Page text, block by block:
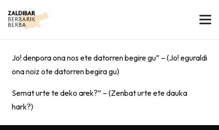
Jo! denpora ona nos ete datorren begire gu” – (Jo! eguraldi
ona noiz ote datorren begira gu)
Semat urte te deko arek?” – (Zenbat urte ete dauka
hark?)